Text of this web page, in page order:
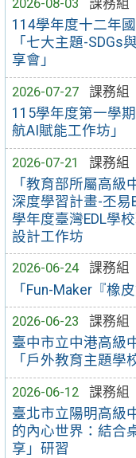
2026-08-03
課務組
114學年度十二年
「七大主題-SDGs
享會」
2026-07-27
課務組
115學年度第一學
航AI賦能工作坊」
2026-07-21
課務組
「教育部所屬高
深度學習計畫-丕易
學年度臺灣EDL學
設計工作坊
2026-06-24
課務組
「Fun-Maker『橡
2026-06-23
課務組
臺中市立中港高級
「戶外教育主題學
2026-06-12
課務組
臺北市立陽明高級
的內心世界：結合
享」研習